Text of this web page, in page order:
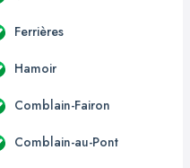
Ferrières
Hamoir
Comblain-Fairon
Comblain-au-Pont